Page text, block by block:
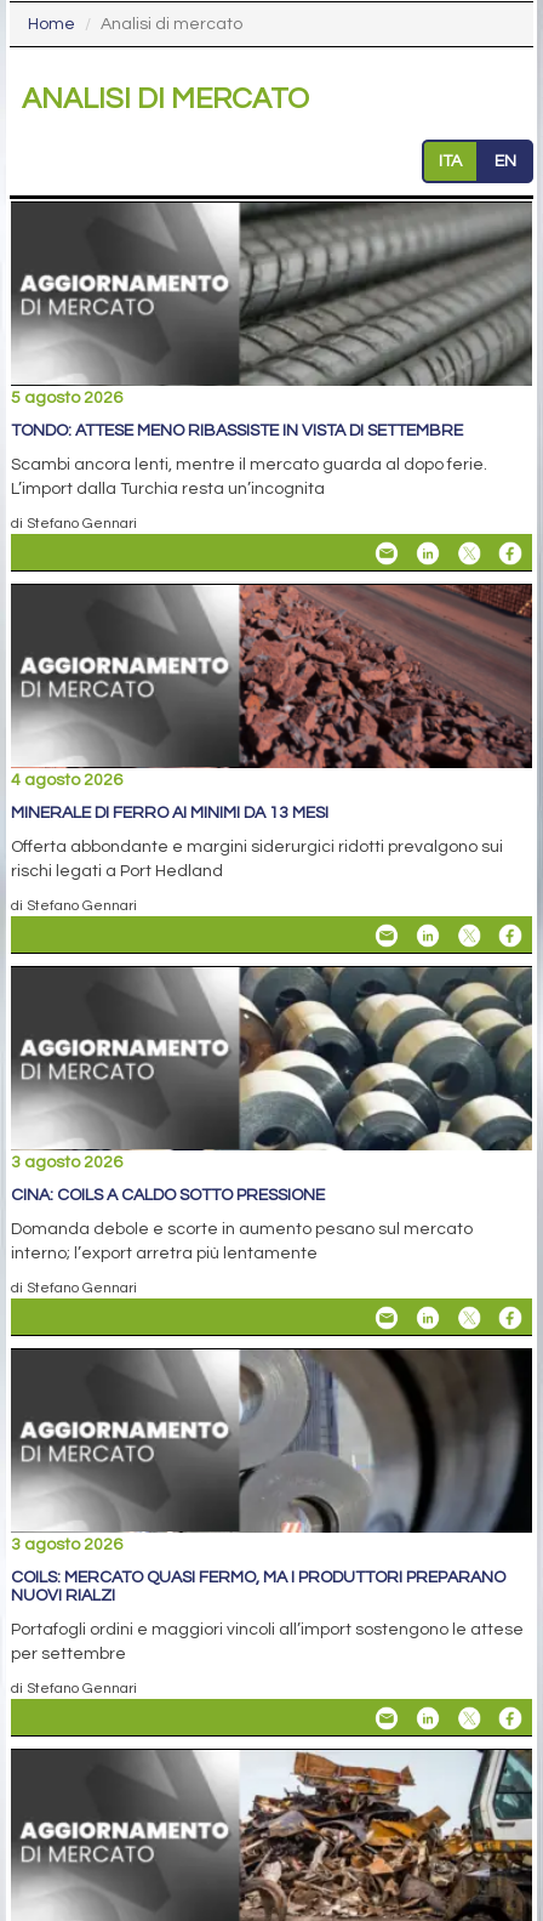
Home Analisi di mercato
ANALISI DI MERCATO
ITA EN
5 agosto 2026
TONDO: ATTESE MENO RIBASSISTE IN VISTA DI SETTEMBRE
Scambi ancora lenti, mentre il mercato guarda al dopo ferie.
L’import dalla Turchia resta un’incognita
di Stefano Gennari
4 agosto 2026
MINERALE DI FERRO AI MINIMI DA 13 MESI
Offerta abbondante e margini siderurgici ridotti prevalgono sui
rischi legati a Port Hedland
di Stefano Gennari
3 agosto 2026
CINA: COILS A CALDO SOTTO PRESSIONE
Domanda debole e scorte in aumento pesano sul mercato
interno; l’export arretra più lentamente
di Stefano Gennari
3 agosto 2026
COILS: MERCATO QUASI FERMO, MA I PRODUTTORI PREPARANO
NUOVI RIALZI
Portafogli ordini e maggiori vincoli all’import sostengono le attese
per settembre
di Stefano Gennari